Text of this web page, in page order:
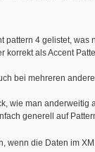
pattern 4 gelistet, was
korrekt als Accent
bei mehreren
wie man anderweitig
generell auf
wenn die Daten im